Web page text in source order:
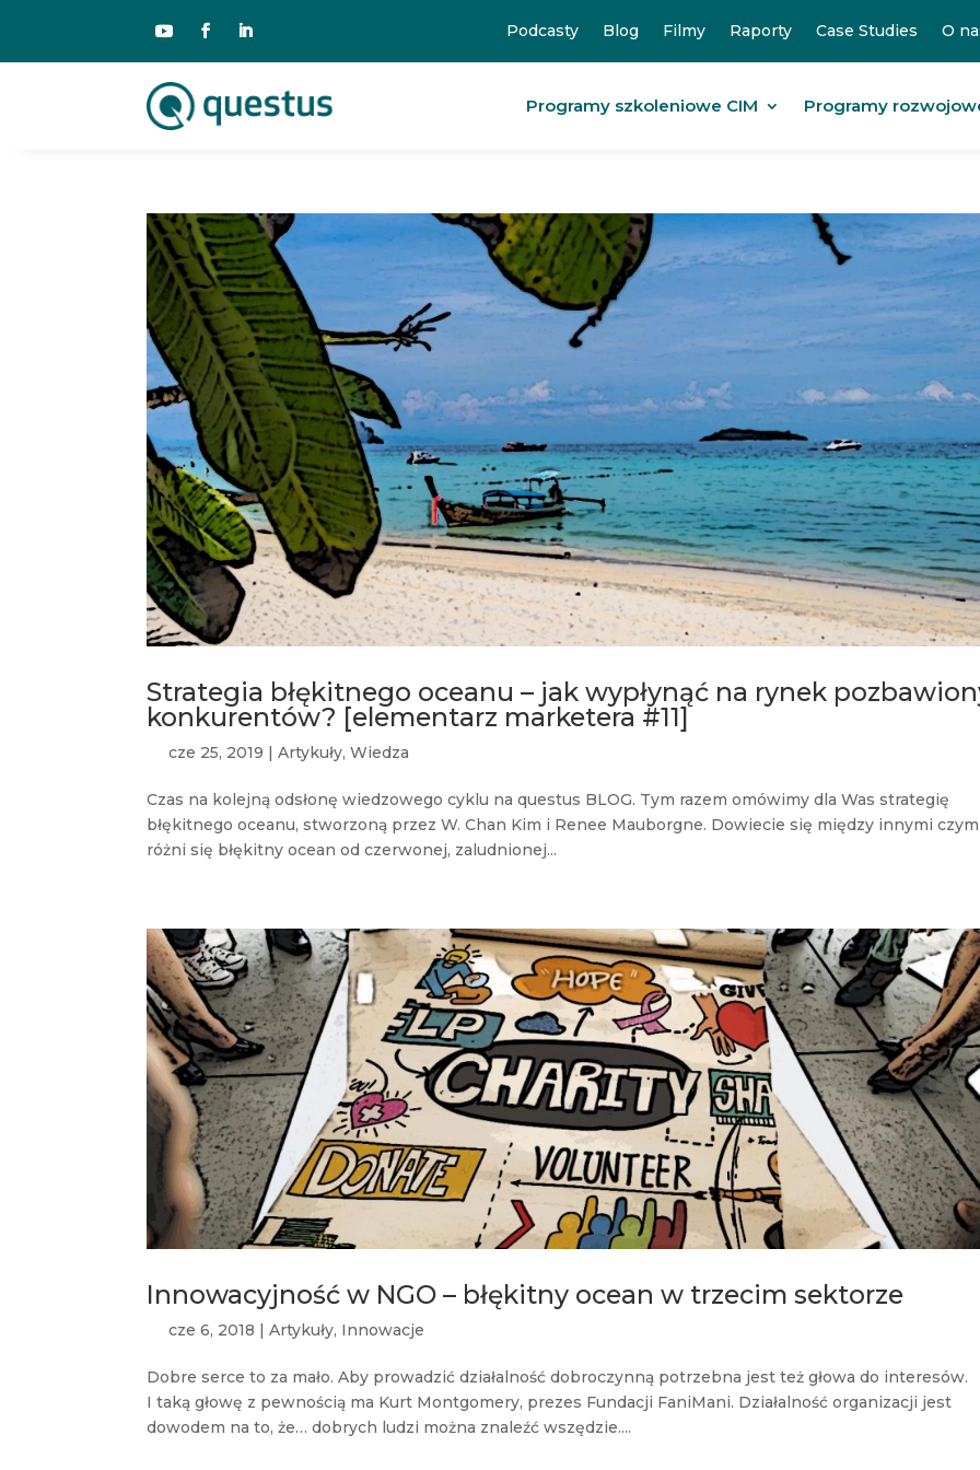
Podcasty Blog Filmy Raporty Case Studies O
Programy szkoleniowe CIM Programy
Strategia błękitnego oceanu – jak wypłynąć na rynek
konkurentów? [elementarz marketera #11]
cze 25, 2019 |Artykuły,Wiedza
Czas na kolejną odsłonę wiedzowego cyklu na questus BLOG. Tym razem omówimy dla Was strategię
błękitnego oceanu, stworzoną przez W. Chan Kim i Renee Mauborgne. Dowiecie się między innymi czym
różni się błękitny ocean od czerwonej, zaludnionej...
Innowacyjność w NGO – błękitny ocean w trzecim sektorze
cze 6, 2018 |Artykuły, Innowacje
Dobre serce to za mało. Aby prowadzić działalność dobroczynną potrzebna jest też głowa do interesów.
I taką głowę z pewnością ma Kurt Montgomery, prezes Fundacji FaniMani. Działalność organizacji jest
dowodem na to, że… dobrych ludzi można znaleźć wszędzie....